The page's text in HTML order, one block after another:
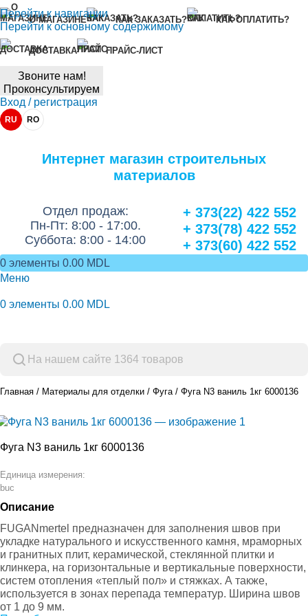
Перейти к навигации
Перейти к основному содержимому
О МАГАЗИНЕ КАК ЗАКАЗАТЬ? КАК ОПЛАТИТЬ?
ДОСТАВКА ПРАЙС-ЛИСТ
Звоните нам!
Проконсультируем
Вход / регистрация
RU RO
Интернет магазин строительных
материалов
Отдел продаж:
Пн-Пт: 8:00 - 17:00.
Суббота: 8:00 - 14:00
+ 373(22) 422 552
+ 373(78) 422 552
+ 373(60) 422 552
0 элементы 0.00 MDL
Меню
0 элементы 0.00 MDL
Главная Материалы для отделки Фуга Фуга N3 ваниль 1кг 6000136
Фуга N3 ваниль 1кг 6000136
Единица измерения:
buc
Описание
FUGANmertel предназначен для заполнения швов при
укладке натурального и искусственного камня, мраморных
и гранитных плит, керамической, стеклянной плитки и
клинкера, на горизонтальные и вертикальные поверхности,
систем отопления «теплый пол» и стяжках. А также,
используется в зонах перепада температур. Ширина швов
от 1 до 9 мм.